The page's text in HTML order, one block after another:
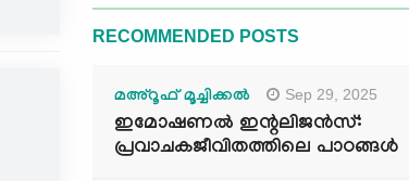
RECOMMENDED POSTS
മഅ്റൂഫ് മൂച്ചിക്കല്‍ Sep 29, 2025
ഇമോഷണൽ ഇന്റലിജൻസ്:
പ്രവാചകജീവിതത്തിലെ പാഠങ്ങൾ